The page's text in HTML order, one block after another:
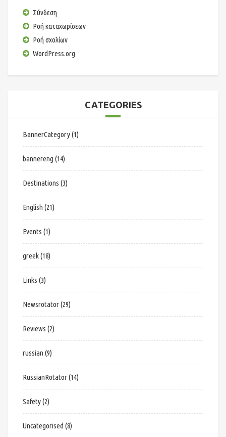
Σύνδεση
Ροή καταχωρίσεων
Ροή σχολίων
WordPress.org
CATEGORIES
BannerCategory(1)
bannereng (14)
Destinations (3)
English (21)
Events (1)
greek(18)
Links (3)
Newsrotator(29)
Reviews (2)
russian (9)
RussianRotator(14)
Safety(2)
Uncategorised (8)